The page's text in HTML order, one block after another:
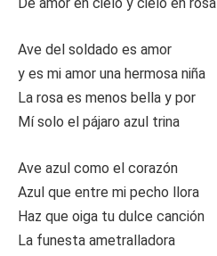
Ave del soldado es amor
y es mi amor una hermosa niña
La rosa es menos bella y por
Mí solo el pájaro azul trina
Ave azul como el corazón
Azul que entre mi pecho llora
Haz que oiga tu dulce canción
La funesta ametralladora